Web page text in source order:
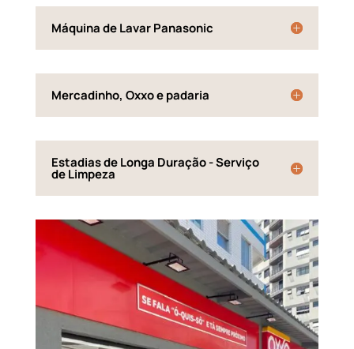
Máquina de Lavar Panasonic
Mercadinho, Oxxo e padaria
Estadias de Longa Duração - Serviço
de Limpeza